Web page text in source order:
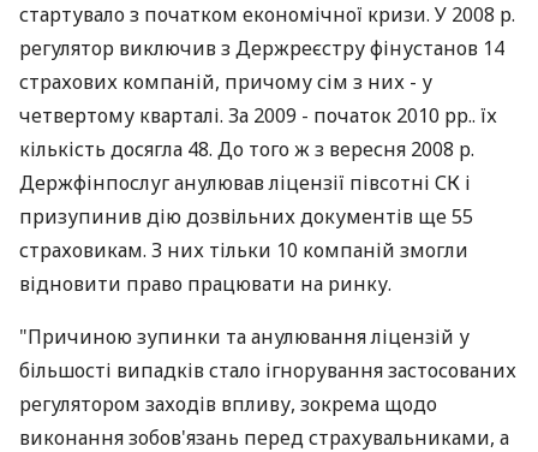
стартувало з початком економічної кризи. У 2008 р.
регулятор виключив з Держреєстру фінустанов 14
страхових компаній, причому сім з них - у
четвертому кварталі. За 2009 - початок 2010 рр.. їх
кількість досягла 48. До того ж з вересня 2008 р.
Держфінпослуг анулював ліцензії півсотні СК і
призупинив дію дозвільних документів ще 55
страховикам. З них тільки 10 компаній змогли
відновити право працювати на ринку.
"Причиною зупинки та анулювання ліцензій у
більшості випадків стало ігнорування застосованих
регулятором заходів впливу, зокрема щодо
виконання зобов'язань перед страхувальниками, а